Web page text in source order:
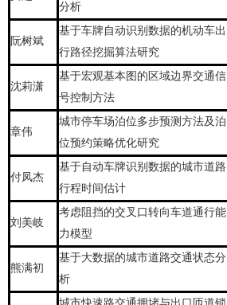
分析
阮树斌
基于车牌自动识别数据的机动车出
行路径挖掘算法研究
沈莉潇
基于宏观基本图的区域边界交通信
号控制方法
章伟
城市停车场泊位多步预测方法及泊
位预约策略优化研究
付凤杰
基于自动车牌识别数据的城市道路
行程时间估计
刘美岐
考虑阻挡的交叉口转向车道通行能
力模型
熊满初
基于大数据的城市道路交通状态分
析